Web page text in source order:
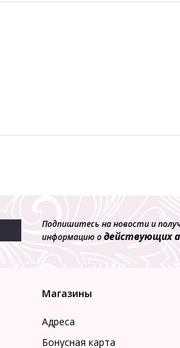
Подпишитесь на новости и
информацию одействующих
Магазины
Адреса
Бонусная карта